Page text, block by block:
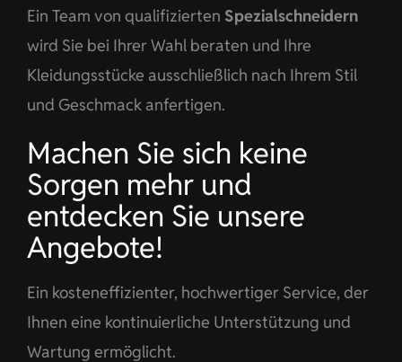
Ein Team von qualifizierten Spezialschneidern
wird Sie bei Ihrer Wahl beraten und Ihre
Kleidungsstücke ausschließlich nach Ihrem Stil
und Geschmack anfertigen.
Machen Sie sich keine
Sorgen mehr und
entdecken Sie unsere
Angebote!
Ein kosteneffizienter, hochwertiger Service, der
Ihnen eine kontinuierliche Unterstützung und
Wartung ermöglicht.